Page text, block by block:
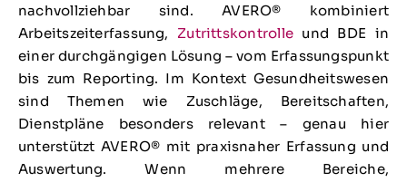
nachvollziehbar sind. AVERO® kombiniert
Arbeitszeiterfassung, Zutrittskontrolleund BDE in
einer durchgängigen Lösung – vom Erfassungspunkt
bis zum Reporting. Im Kontext Gesundheitswesen
sind Themen wie Zuschläge, Bereitschaften,
Dienstpläne besonders relevant – genau hier
unterstützt AVERO® mit praxisnaher Erfassung und
Auswertung. Wenn mehrere Bereiche,